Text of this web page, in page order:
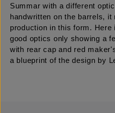
Summar with a different
handwritten on the barrels, it
production in this form. Here
good optics only showing a
with rear cap and red
a blueprint of the design by